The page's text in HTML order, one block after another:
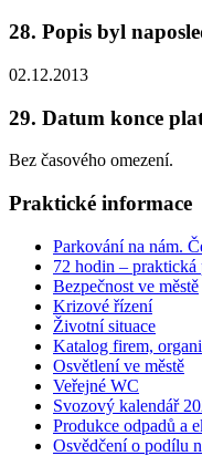
28. Popis byl
02.12.2013
29. Datum konce
Bez časového omezení.
Praktické informace
Parkování na nám.
72 hodin –
Bezpečnost ve městě
Krizové řízení
Životní situace
Katalog firem,
Osvětlení ve městě
Veřejné WC
Svozový kalendář
Produkce odpadů a
Osvědčení o podílu